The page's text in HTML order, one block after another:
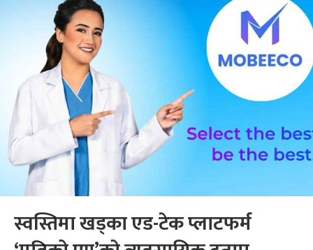
स्वस्तिमा खड्का एड-टेक प्लाटफर्म